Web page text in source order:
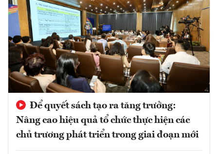
Để quyết sách tạo ra tăng trưởng:
Nâng cao hiệu quả tổ chức thực hiện các
chủ trương phát triển trong giai đoạn mới